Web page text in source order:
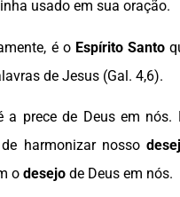
usado em sua oração.
é o Espírito Santo
de Jesus (Gal. 4,6).
a prece de Deus em
harmonizar nosso
o desejode Deus em nós.